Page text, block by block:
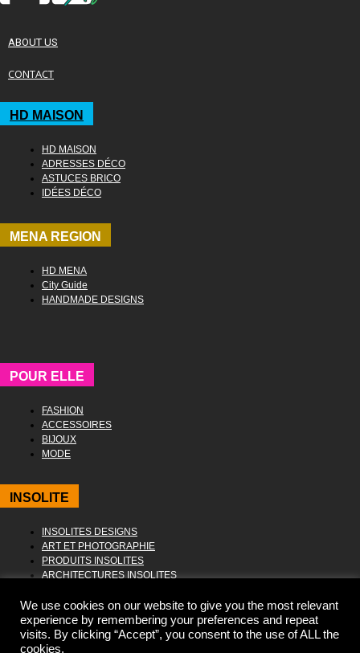
ABOUT US
CONTACT
HD MAISON
HD MAISON
ADRESSES DÉCO
ASTUCES BRICO
IDÉES DÉCO
MENA REGION
HD MENA
City Guide
HANDMADE DESIGNS
POUR ELLE
FASHION
ACCESSOIRES
BIJOUX
MODE
INSOLITE
INSOLITES DESIGNS
ART ET PHOTOGRAPHIE
PRODUITS INSOLITES
ARCHITECTURES INSOLITES
We use cookies on our website to give you the most relevant
experience by remembering your preferences and repeat
visits. By clicking “Accept”, you consent to the use of ALL the
cookies.